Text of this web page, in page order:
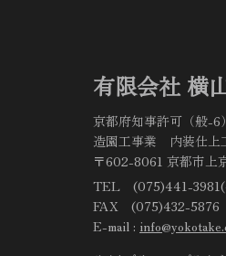
有限会社 横
京都府知事許可（般-6
造園工事業 内装仕上
〒602-8061 京都市上
TEL (075)441-3981(
FAX (075)432-5876
E-mail :